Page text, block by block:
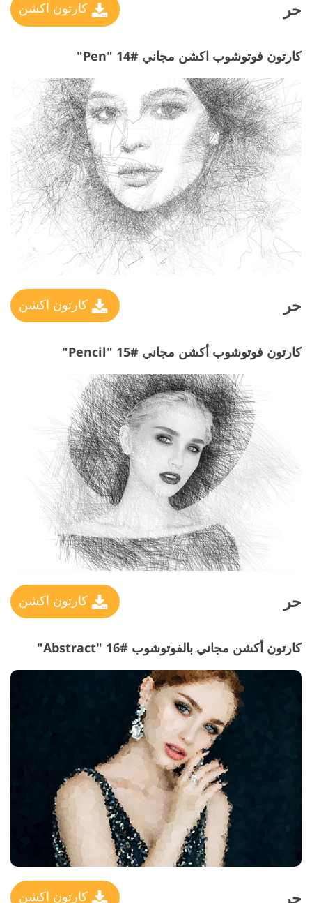
حر كارتون اكشن
كارتون فوتوشوب اكشن مجاني #14 "Pen"
حر كارتون اكشن
كارتون فوتوشوب أكشن مجاني #15 "Pencil"
حر كارتون اكشن
كارتون أكشن مجاني بالفوتوشوب #16 "Abstract"
حر كارتون اكشن